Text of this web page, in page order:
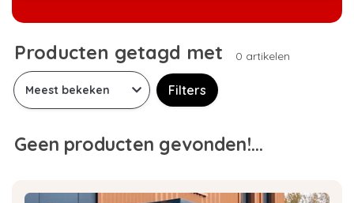
Producten getagd met 0 artikelen
Filters
Geen producten gevonden!...